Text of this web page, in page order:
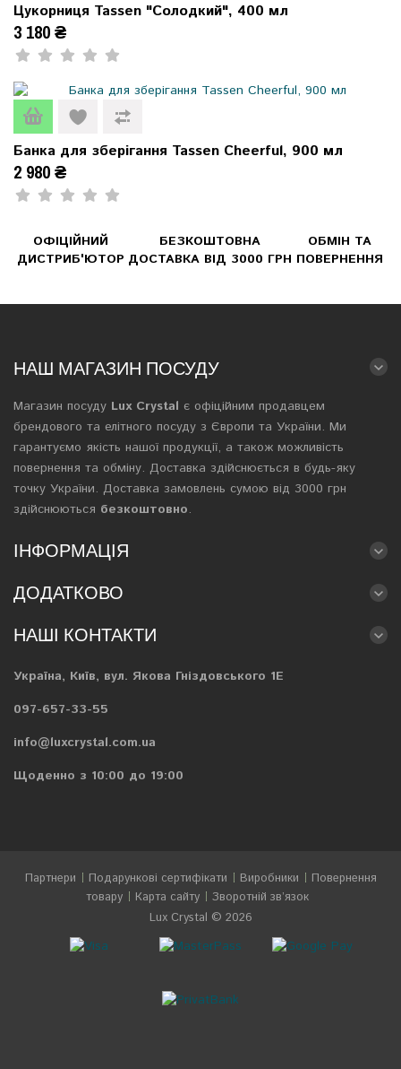
Цукорниця Tassen "Солодкий", 400 мл
3 180 ₴
Банка для зберігання Tassen Cheerful, 900 мл
2 980 ₴
ОФІЦІЙНИЙ
ДИСТРИБ'ЮТОР
БЕЗКОШТОВНА
ДОСТАВКА ВІД 3000 ГРН
ОБМІН ТА
ПОВЕРНЕННЯ
НАШ МАГАЗИН ПОСУДУ
Магазин посуду Lux Crystal є офіційним продавцем
брендового та елітного посуду з Європи та України. Ми
гарантуємо якість нашої продукції, а також можливість
повернення та обміну. Доставка здійснюється в будь-яку
точку України. Доставка замовлень сумою від 3000 грн
здійснюються безкоштовно.
ІНФОРМАЦІЯ
ДОДАТКОВО
НАШІ КОНТАКТИ
Україна, Київ, вул. Якова Гніздовського 1Е
097-657-33-55
info@luxcrystal.com.ua
Щоденно з 10:00 до 19:00
Партнери Подарункові сертифікати Виробники
Повернення
товару
Карта сайту
Зворотній зв’язок
Lux Crystal © 2026